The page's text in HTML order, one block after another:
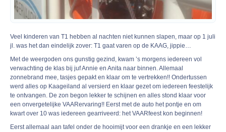
Veel kinderen van T1 hebben al nachten niet kunnen slapen, maar op 1 juli
jl. was het dan eindelijk zover: T1 gaat varen op de KAAG, jippie…
Met de weergoden ons gunstig gezind, kwam ’s morgens iedereen vol
verwachting de klas bij juf Annie en Anita naar binnen. Allemaal
zonnebrand mee, tasjes gepakt en klaar om te vertrekken!! Ondertussen
werd alles op Kaageiland al versierd en klaar gezet om iedereen feestelijk
te ontvangen. De zon begon lekker te schijnen en alles stond klaar voor
een onvergetelijke VAARervaring!! Eerst met de auto het pontje en om
kwart over 10 was iedereen gearriveerd: het VAARfeest kon beginnen!
Eerst allemaal aan tafel onder de hooimijt voor een drankje en een lekker